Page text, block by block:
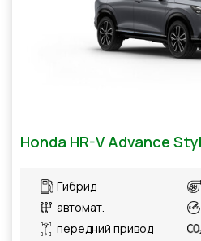
Honda HR-V Advance
Гибрид
автомат.
передний привод